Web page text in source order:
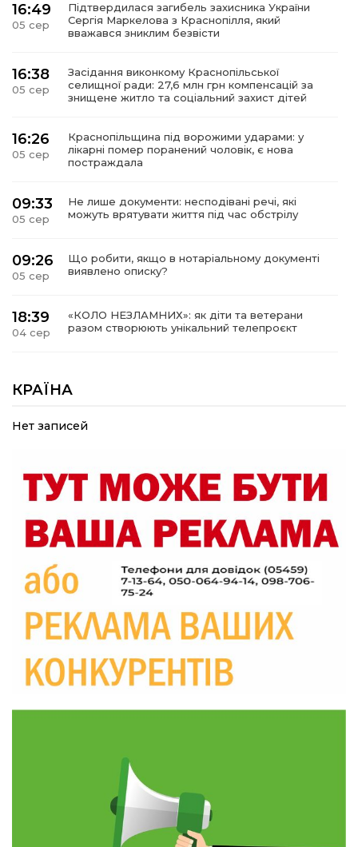
16:49
05 сер
Підтвердилася загибель захисника України
Сергія Маркелова з Краснопілля, який
вважався зниклим безвісти
16:38
05 сер
Засідання виконкому Краснопільської
селищної ради: 27,6 млн грн компенсацій за
знищене житло та соціальний захист дітей
16:26
05 сер
Краснопільщина під ворожими ударами: у
лікарні помер поранений чоловік, є нова
постраждала
09:33
05 сер
Не лише документи: несподівані речі, які
можуть врятувати життя під час обстрілу
09:26
05 сер
Що робити, якщо в нотаріальному документі
виявлено описку?
18:39
04 сер
«КОЛО НЕЗЛАМНИХ»: як діти та ветерани
разом створюють унікальний телепроєкт
04 сер
прикордоння до втраченого дому
19:36
Пишіть листи самому собі, або як уникнути
19:29
30 лип
«Все закінчиться, приїду й одружуся…»: Пам’яті
26-річного Захисника Богдана Ємця (ВІДЕО)
20:06
Паливо по 100 грн та ризик дефіциту: чому в
28 лип
Житлові сертифікати, підготовка до зими та
підтримка ВПО: підсумки засідання виконкому
Краснопільської селищної ради
10:36
28 лип
Валентина Масалітіна: «Нас тримає віра в
Перемогу і повернення додому»
Обмежено придатний, але безмежно
вмотивований: Як колишній лісівник став асом
артилерії
490 пацієнтів та 15 відвіданих сіл: МБФ
КРАЇНА
Нет записей